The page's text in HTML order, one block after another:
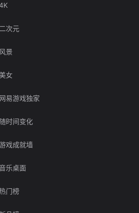
二次元
风景
女
网易游戏独家
随时间变化
戏成就墙
乐桌面
门榜